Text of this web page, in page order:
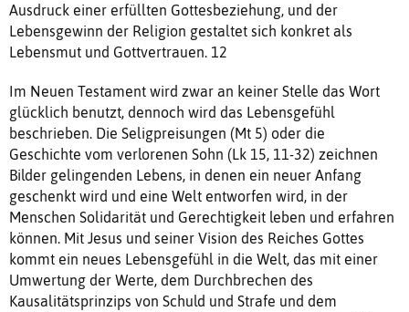
Ausdruck einer erfüllten Gottesbeziehung, und der
Lebensgewinn der Religion gestaltet sich konkret als
Lebensmut und Gottvertrauen. 12
Im Neuen Testament wird zwar an keiner Stelle das Wort
glücklich benutzt, dennoch wird das Lebensgefühl
beschrieben. Die Seligpreisungen (Mt 5) oder die
Geschichte vom verlorenen Sohn (Lk 15, 11-32) zeichnen
Bilder gelingenden Lebens, in denen ein neuer Anfang
geschenkt wird und eine Welt entworfen wird, in der
Menschen Solidarität und Gerechtigkeit leben und erfahren
können. Mit Jesus und seiner Vision des Reiches Gottes
kommt ein neues Lebensgefühl in die Welt, das mit einer
Umwertung der Werte, dem Durchbrechen des
Kausalitätsprinzips von Schuld und Strafe und dem